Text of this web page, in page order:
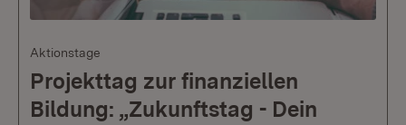
Aktionstage
Projekttag zur finanziellen
Bildung: „Zukunftstag - Dein